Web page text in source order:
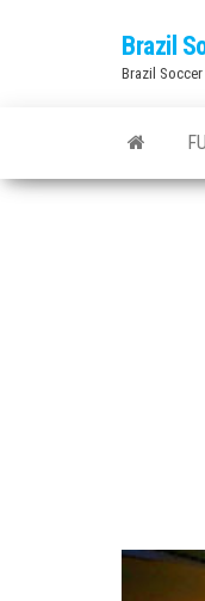
Brazil
Brazil